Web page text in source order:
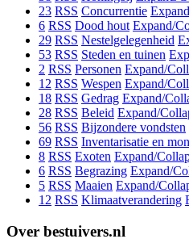
23 RSS Concurrentie
6 RSS Dood hout Expand/
29 RSS Nestelgelegenheid
53 RSS Steden en tuinen
2 RSS Personen Expand/
12 RSS Wespen Expand/
18 RSS Gedrag Expand/
28 RSS Beleid Expand/
56 RSS Bijzondere vondsten
69 RSS Inventarisatie en
8 RSS Exoten Expand/
6 RSS Begrazing Expand/
5 RSS Maaien Expand/
12 RSS Klimaatverandering
Over bestuivers.nl